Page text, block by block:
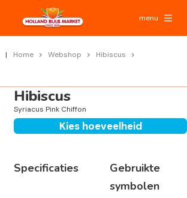
menu
Home Webshop
Hibiscus
Hibiscus
Syriacus Pink Chiffon
Kies hoeveelheid
Specificaties
Gebruikte
symbolen